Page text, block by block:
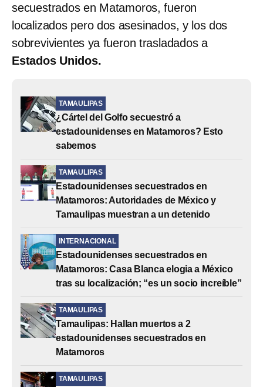
secuestrados en Matamoros, fueron
localizados pero dos asesinados, y los dos
sobrevivientes ya fueron trasladados a
Estados Unidos.
TAMAULIPAS
¿Cártel del Golfo secuestró a
estadounidenses en Matamoros? Esto
sabemos
TAMAULIPAS
Estadounidenses secuestrados en
Matamoros: Autoridades de México y
Tamaulipas muestran a un detenido
INTERNACIONAL
Estadounidenses secuestrados en
Matamoros: Casa Blanca elogia a México
tras su localización; “es un socio increíble”
TAMAULIPAS
Tamaulipas: Hallan muertos a 2
estadounidenses secuestrados en
Matamoros
TAMAULIPAS